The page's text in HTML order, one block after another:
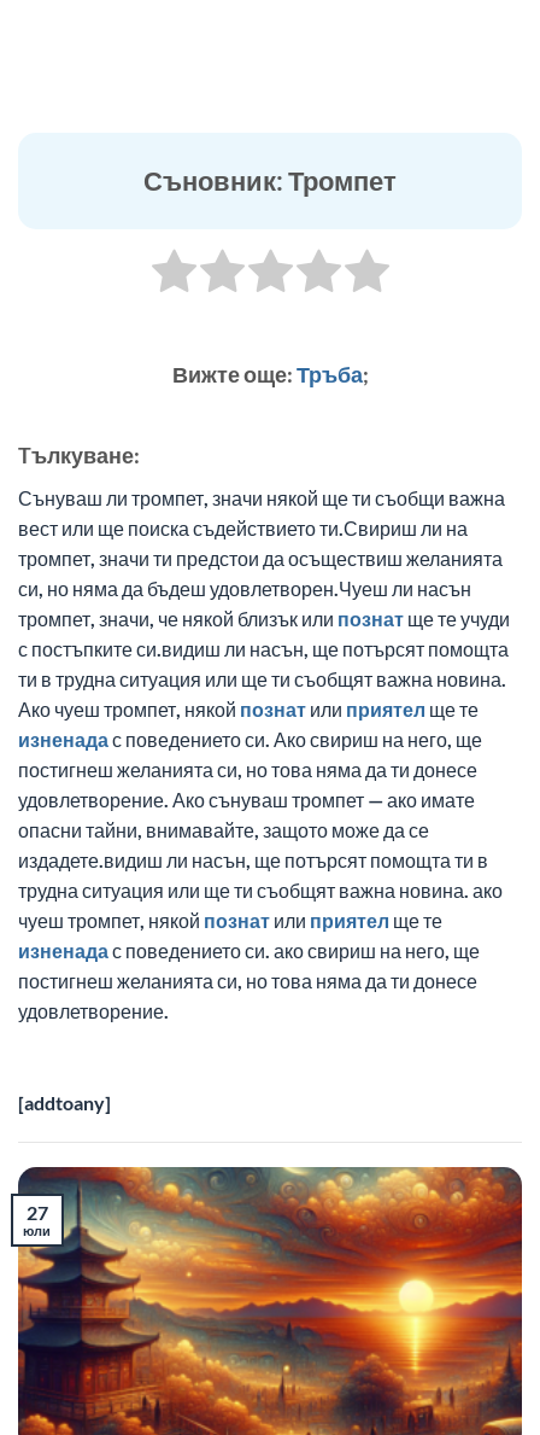
Съновник: Тромпет
Вижте още:Тръба;
Tълкуване:
Сънуваш ли тромпет, значи някой ще ти съобщи важна
вест или ще поиска съдействието ти.Свириш ли на
тромпет, значи ти предстои да осъществиш желанията
си, но няма да бъдеш удовлетворен.Чуеш ли насън
тромпет, значи, че някой близък или познат ще те учуди
с постъпките си.видиш ли насън, ще потърсят помощта
ти в трудна ситуация или ще ти съобщят важна новина.
Ако чуеш тромпет, някой познат или приятел ще те
изненадас поведението си. Ако свириш на него, ще
постигнеш желанията си, но това няма да ти донесе
удовлетворение. Ако сънуваш тромпет — ако имате
опасни тайни, внимавайте, защото може да се
издадете.видиш ли насън, ще потърсят помощта ти в
трудна ситуация или ще ти съобщят важна новина. ако
чуеш тромпет, някой познат или приятел ще те
изненадас поведението си. ако свириш на него, ще
постигнеш желанията си, но това няма да ти донесе
удовлетворение.
[addtoany]
27
юли